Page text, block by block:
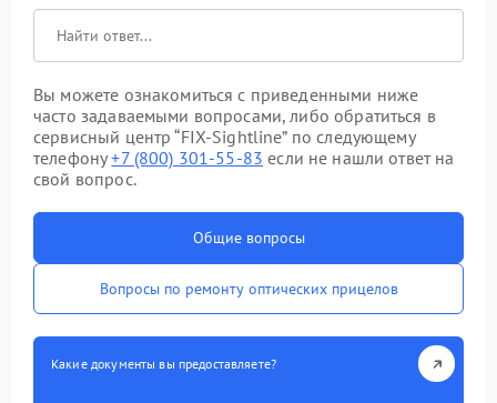
Вы можете ознакомиться с приведенными ниже
часто задаваемыми вопросами, либо обратиться в
сервисный центр “FIX-Sightline” по следующему
телефону+7 (800) 301-55-83 если не нашли ответ на
свой вопрос.
Общие вопросы
Вопросы по ремонту оптических прицелов
Какие документы вы предоставляете?